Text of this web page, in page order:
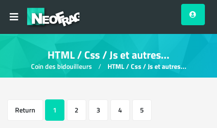
HTML / Css / Js et autres...
Coin des bidouilleurs HTML / Css / Js et autres...
Return 1 2 3 4 5